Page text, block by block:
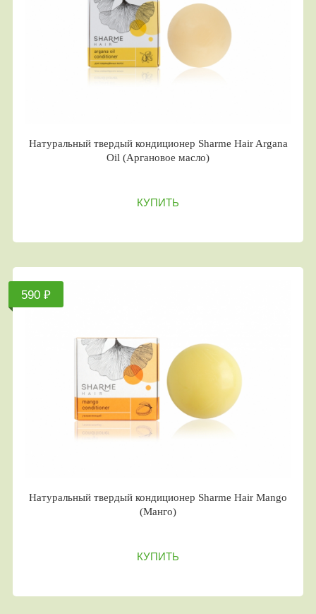
Натуральный твердый кондиционер Sharme Hair Argana
Oil (Аргановое масло)
КУПИТЬ
590 ₽
Натуральный твердый кондиционер Sharme Hair Mango
(Манго)
КУПИТЬ